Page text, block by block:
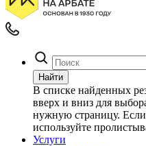
Найти
В списке найденных
вверх и вниз для
нужную страницу. Если
используйте
Услуги